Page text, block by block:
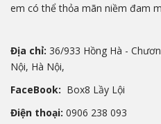
em có thể thỏa mãn niềm đam
Địa chỉ: 36/933 Hồng Hà -
Nội, Hà Nội,
FaceBook: Box8 Lầy Lội
Điện thoại: 0906 238 093